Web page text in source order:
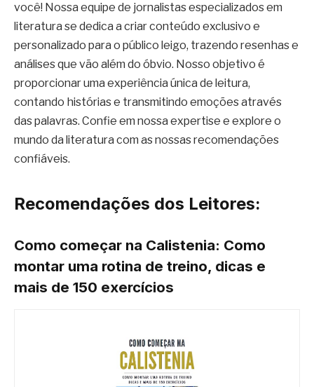
você! Nossa equipe de jornalistas especializados em
literatura se dedica a criar conteúdo exclusivo e
personalizado para o público leigo, trazendo resenhas e
análises que vão além do óbvio. Nosso objetivo é
proporcionar uma experiência única de leitura,
contando histórias e transmitindo emoções através
das palavras. Confie em nossa expertise e explore o
mundo da literatura com as nossas recomendações
confiáveis.
Recomendações dos Leitores:
Como começar na Calistenia: Como
montar uma rotina de treino, dicas e
mais de 150 exercícios